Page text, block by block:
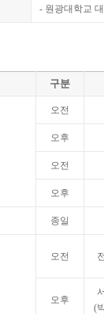
- 원광대학교
구분
오전
오후
오전
오후
종일
오전
오후
(